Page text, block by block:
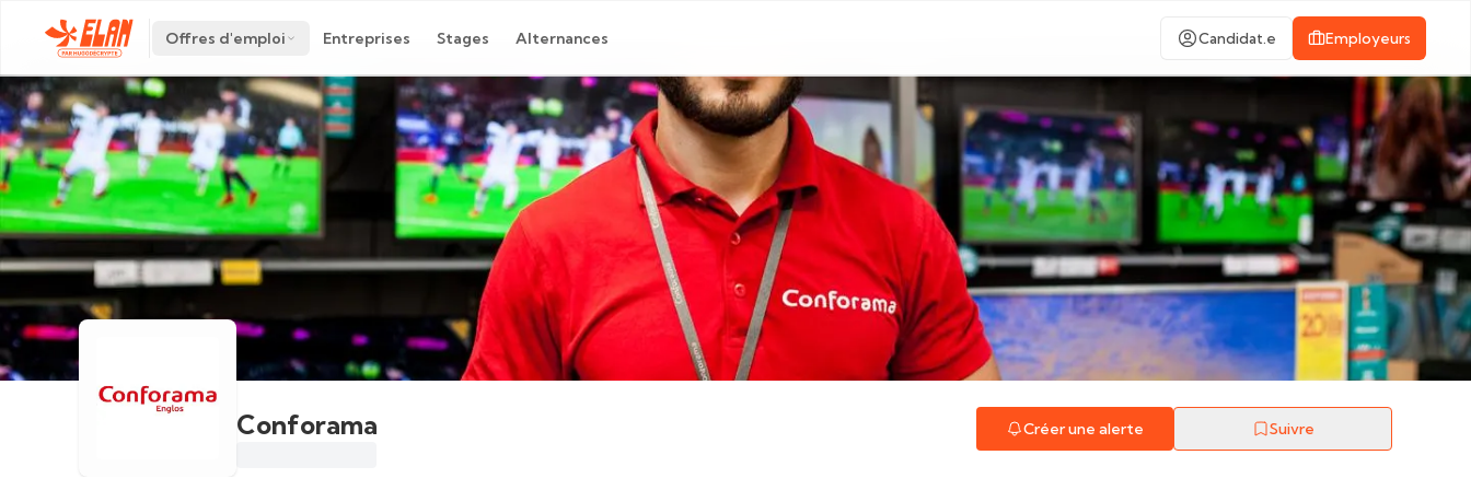
Offres d'emploi Entreprises Stages Alternances Candidat.e Employeurs
Conforama Créer une alerte Suivre